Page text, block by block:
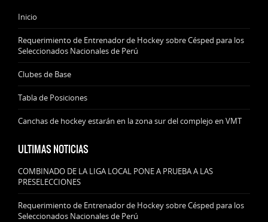
Inicio
Requerimiento de Entrenador de Hockey sobre Césped para los
Seleccionados Nacionales de Perú
Clubes de Base
Tabla de Posiciones
Canchas de hockey estarán en la zona sur del complejo en VMT
ULTIMAS NOTICIAS
COMBINADO DE LA LIGA LOCAL PONE A PRUEBA A LAS
PRESELECCIONES
Requerimiento de Entrenador de Hockey sobre Césped para los
Seleccionados Nacionales de Perú